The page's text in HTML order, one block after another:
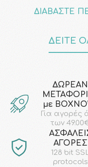
ΔΙΑΒΑΣΤΕ
ΔΕΙΤΕ
ΔΩΡΕΑΝ
με
Για αγορές
των
ΑΓΟΡΕΣ
128 bit
protocols